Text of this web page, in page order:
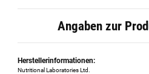
Angaben zur
Herstellerinformationen:
Nutritional Laboratories Ltd.